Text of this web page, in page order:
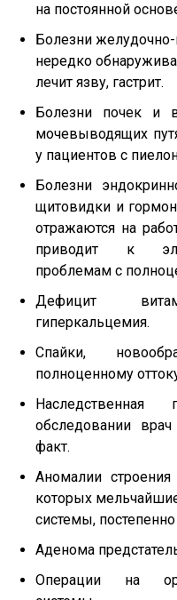
на постоянной
Болезни
нередко
лечит язву, гастрит.
Болезни почек и
мочевыводящих
у пациентов с
Болезни
щитовидки и
отражаются на
приводит к
проблемам с
Дефицит
гиперкальцемия.
Спайки,
полноценному
Наследственная
обследовании врач
факт.
Аномалии
которых
системы,
Аденома
Операции на